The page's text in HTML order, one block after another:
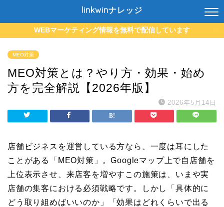
linkwinナレッジ
WEBマーケティング情報を無料で配信しています
MEO対策
MEO対策とは？やり方・効果・始め
方を完全解説【2026年版】
2026年5月14日
店舗ビジネスを運営している方なら、一度は耳にした
ことがある「MEO対策」。Googleマップ上で自店舗を
上位表示させ、来店客を増やすこの施策は、いまや実
店舗の集客における必須戦略です。しかし「具体的に
どう取り組めばいいのか」「効果はどれくらいで出る